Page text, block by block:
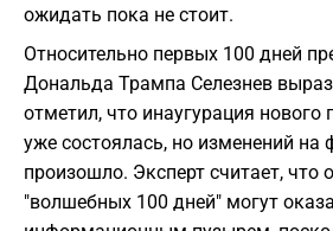
ожидать пока не стоит.
Относительно первых 100 дней
Дональда Трампа Селезнев
отметил, что инаугурация
уже состоялась, но изменений на
произошло. Эксперт считает, что
"волшебных 100 дней" могут